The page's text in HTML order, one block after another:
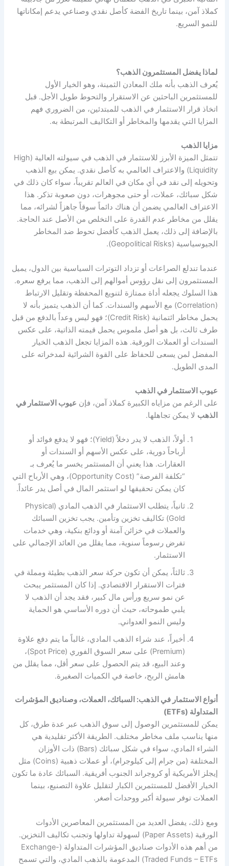
كملاذ آمن، بينما تاريخ الفضة كأصل نقدي وصناعي يدعم إمكاناتها
للنمو السريع.
لماذا يفضل المستثمرون الذهب؟
يُعرف الذهب بأنه ملك المعادن الثمينة، وهو الخيار الأول
للمستثمرين الباحثين عن الاستقرار والتحوط طويل الأجل. قبل
اتخاذ قرار الاستثمار في الذهب للمبتدئين، من الضروري فهم
المزايا التي يقدمها والمخاطر أو التكاليف المرتبطة به.
مزايا الذهب
تتمثل الميزة الأبرز للاستثمار في الذهب في سيولته العالية (High
Liquidity) والاعتراف العالمي به كأصل نقدي. يمكن بيع الذهب
وتحويله إلى نقد في أي مكان في العالم تقريباً، سواء كان ذلك في
شكل سبائك، عملات، أو حتى مجوهرات، دون صعوبة تذكر. هذا
الاعتراف العالمي يضمن أن هناك دائماً سوقاً جاهزاً لشرائه، مما
يقلل من مخاطر عدم القدرة على التخلص من الأصل عند الحاجة.
بالإضافة إلى ذلك، يعمل الذهب كأفضل تحوط ضد المخاطر
الجيوسياسية (Geopolitical Risks).
عندما تندلع الصراعات أو تزداد التوترات السياسية بين الدول، يميل
المستثمرون إلى نقل رؤوس أموالهم إلى الذهب، مما يرفع سعره.
هذا السلوك يجعله أداة ممتازة لتنويع المحفظة وتقليل الارتباط
(Correlation) مع الأسهم والسندات. كما أن الذهب يتميز بأنه لا
يحمل مخاطر ائتمانية (Credit Risk)؛ فهو ليس وعداً بالدفع من قبل
طرف ثالث، بل هو أصل ملموس يحمل قيمته الذاتية، على عكس
السندات أو العملات الورقية. هذه المزايا تجعل الذهب الخيار
المفضل لمن يسعى للحفاظ على القوة الشرائية لمدخراته على
المدى الطويل.
عيوب الاستثمار في الذهب
على الرغم من مزاياه الكبيرة كملاذ آمن، فإن عيوب الاستثمار في
الذهبلا يمكن تجاهلها.
أولاً، الذهب لا يدر دخلاً (Yield)؛ فهو لا يدفع فوائد أو
أرباحاً دورية، على عكس الأسهم أو السندات أو
العقارات. هذا يعني أن المستثمر يخسر ما يُعرف بـ
“تكلفة الفرصة” (Opportunity Cost)، وهي الأرباح التي
كان يمكن تحقيقها لو استثمر المال في أصل يدر عائداً.
ثانياً، يتطلب الاستثمار في الذهب المادي (Physical
Gold) تكاليف تخزين وتأمين. يجب تخزين السبائك
والعملات في خزائن آمنة أو ودائع بنكية، وهي خدمات
تفرض رسوماً سنوية، مما يقلل من العائد الإجمالي على
الاستثمار.
ثالثاً، يمكن أن تكون حركة سعر الذهب بطيئة ومملة في
فترات الاستقرار الاقتصادي. إذا كان المستثمر يبحث
عن نمو سريع ورأس مال كبير، فقد يجد أن الذهب لا
يلبي طموحاته، حيث أن دوره الأساسي هو الحماية
وليس النمو العدواني.
أخيراً، عند شراء الذهب المادي، غالباً ما يتم دفع علاوة
(Premium) على سعر السوق الفوري (Spot Price)،
وعند البيع، قد يتم الحصول على سعر أقل، مما يقلل من
هامش الربح، خاصة في الكميات الصغيرة.
أنواع الاستثمار في الذهب: السبائك، العملات، وصناديق المؤشرات
المتداولة (ETFs)
يمكن للمستثمرين الوصول إلى سوق الذهب عبر عدة طرق، كل
منها يناسب ملف مخاطر مختلف. الطريقة الأكثر تقليدية هي
الشراء المادي، سواء في شكل سبائك (Bars) ذات الأوزان
المختلفة (من جرام إلى كيلوجرام)، أو عملات ذهبية (Coins) مثل
إيجلز الأمريكية أو كروجراند الجنوب أفريقية. السبائك عادة ما تكون
الخيار الأفضل للمستثمرين الكبار لتقليل علاوة التصنيع، بينما
العملات توفر سيولة أكبر ووحدات أصغر.
ومع ذلك، يفضل العديد من المستثمرين المعاصرين الأدوات
الورقية (Paper Assets) لسهولة تداولها وتجنب تكاليف التخزين.
من أهم هذه الأدوات صناديق المؤشرات المتداولة (Exchange-
Traded Funds – ETFs) المدعومة بالذهب المادي، والتي تسمح